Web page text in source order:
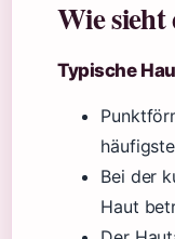
Wie sieht
Typische
Bei der
Haut